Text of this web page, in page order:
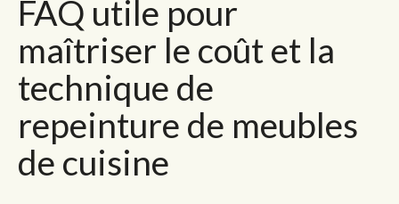
FAQ utile pour
maîtriser le coût et la
technique de
repeinture de meubles
de cuisine